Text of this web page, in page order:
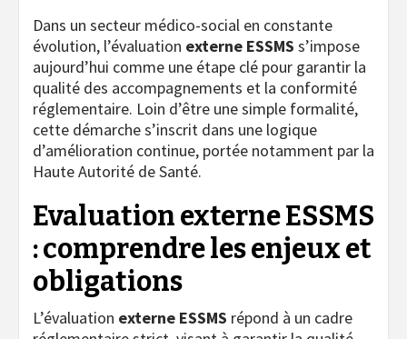
Dans un secteur médico-social en constante
évolution, l’évaluation externe ESSMS s’impose
aujourd’hui comme une étape clé pour garantir la
qualité des accompagnements et la conformité
réglementaire. Loin d’être une simple formalité,
cette démarche s’inscrit dans une logique
d’amélioration continue, portée notamment par la
Haute Autorité de Santé.
Evaluation externe ESSMS
: comprendre les enjeux et
obligations
L’évaluation externe ESSMS répond à un cadre